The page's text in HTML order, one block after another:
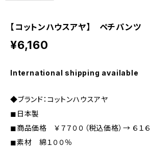
【コットンハウスアヤ】 ペチパンツ
¥6,160
International shipping available
◆ブランド：コットンハウスアヤ
◼︎日本製
◼︎商品価格 ￥７７００（税込価格）→ ６１６
◼︎素材 綿１００％